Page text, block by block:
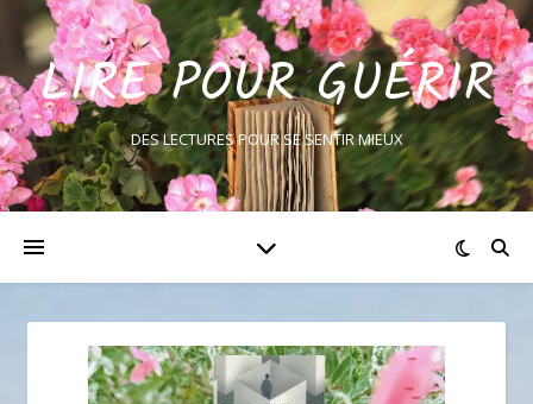
LIRE POUR GUÉRIR
DES LECTURES POUR SE SENTIR MIEUX